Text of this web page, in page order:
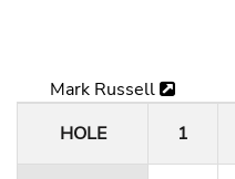
Mark Russell
HOLE
1